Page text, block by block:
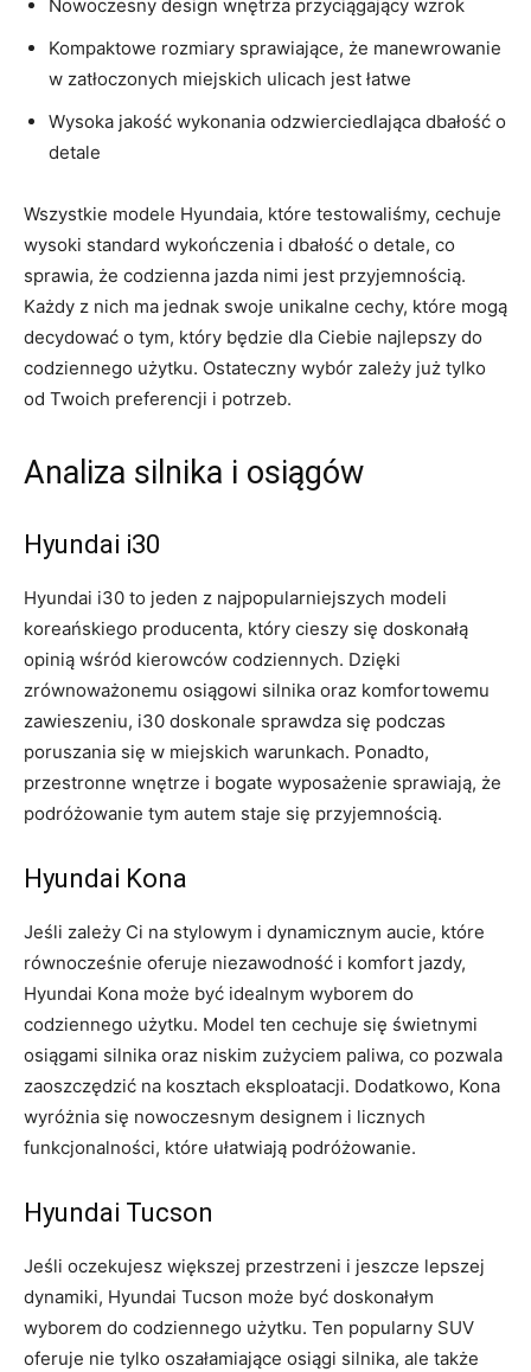
Nowoczesny​ design wnętrza przyciągający wzrok
Kompaktowe rozmiary sprawiające, że manewrowanie
w zatłoczonych miejskich ulicach jest łatwe
Wysoka jakość wykonania odzwierciedlająca dbałość o
detale
Wszystkie modele Hyundaia,​ które ⁢testowaliśmy, cechuje​
wysoki standard wykończenia i dbałość o detale, co
sprawia, że codzienna jazda ‍nimi jest przyjemnością.
Każdy z nich ma jednak ‌swoje unikalne cechy, które⁣ mogą
decydować o tym, który będzie dla Ciebie najlepszy do
codziennego użytku. Ostateczny wybór zależy już tylko
od Twoich preferencji i potrzeb.
Analiza silnika i osiągów
Hyundai i30
Hyundai‍ i30 to jeden z najpopularniejszych⁤ modeli
koreańskiego producenta, który cieszy ⁢się doskonałą
⁤opinią wśród kierowców codziennych. Dzięki
zrównoważonemu osiągowi‍ silnika oraz ‍komfortowemu
zawieszeniu, i30 doskonale sprawdza się podczas
poruszania się w miejskich warunkach. Ponadto,
przestronne wnętrze i bogate wyposażenie⁤ sprawiają,‌ że
podróżowanie‍ tym autem ​staje się przyjemnością.
Hyundai Kona
Jeśli⁢ zależy Ci na stylowym ⁣i dynamicznym aucie, które
równocześnie oferuje niezawodność i⁢ komfort jazdy,
Hyundai Kona może być idealnym wyborem do
codziennego użytku. Model ten cechuje się świetnymi
osiągami silnika oraz niskim ​zużyciem paliwa, co pozwala
zaoszczędzić ‌na kosztach eksploatacji. Dodatkowo, Kona
wyróżnia się nowoczesnym designem i licznych
funkcjonalności, które ułatwiają podróżowanie.
Hyundai Tucson
Jeśli oczekujesz⁤ większej przestrzeni i jeszcze lepszej
dynamiki, Hyundai Tucson może ‌być​ doskonałym
wyborem do codziennego użytku. Ten popularny SUV⁤
oferuje nie tylko oszałamiające osiągi silnika, ale także